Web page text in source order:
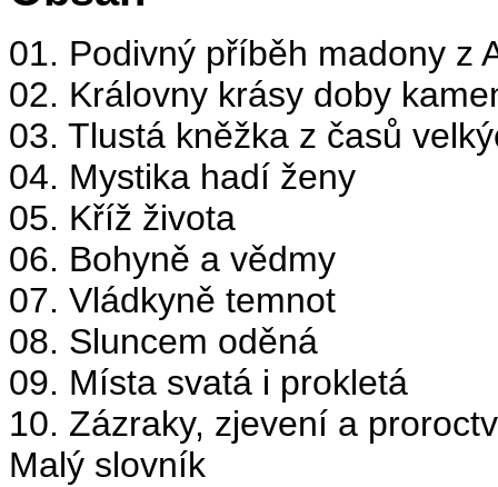
01. Podivný příběh madony z
02. Královny krásy doby
03. Tlustá kněžka z časů
04. Mystika hadí ženy
05. Kříž života
06. Bohyně a vědmy
07. Vládkyně temnot
08. Sluncem oděná
09. Místa svatá i prokletá
10. Zázraky, zjevení a
Malý slovník